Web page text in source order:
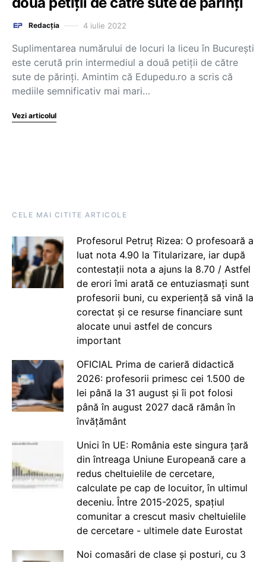
Redacția 4 iulie 2022
Suplimentarea numărului de locuri la liceu în București
este cerută prin intermediul a două petiții de către
sute de părinți. Amintim că Edupedu.ro a scris că
mediile semnificativ mai mari…
Vezi articolul
CELE MAI CITITE ARTICOLE
Profesorul Petruț Rizea: O profesoară a
luat nota 4.90 la Titularizare, iar după
contestații nota a ajuns la 8.70 / Astfel
de erori îmi arată ce entuziasmați sunt
profesorii buni, cu experiență să vină la
corectat și ce resurse financiare sunt
alocate unui astfel de concurs
important
OFICIAL Prima de carieră didactică
2026: profesorii primesc cei 1.500 de
lei până la 31 august și îi pot folosi
până în august 2027 dacă rămân în
învățământ
Unici în UE: România este singura țară
din întreaga Uniune Europeană care a
redus cheltuielile de cercetare,
calculate pe cap de locuitor, în ultimul
deceniu. Între 2015-2025, spațiul
comunitar a crescut masiv cheltuielile
de cercetare - ultimele date Eurostat
Noi comasări de clase și posturi, cu 3